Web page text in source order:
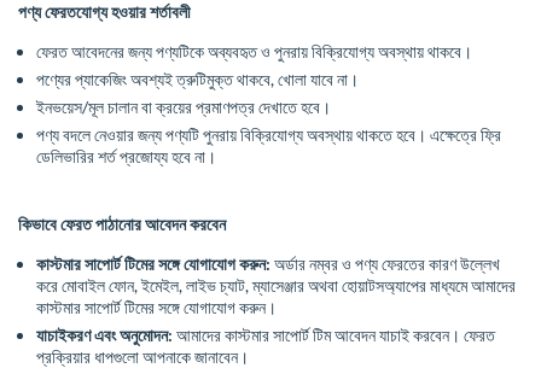
পণ্য ফেরতযোগ্য হওয়ার শর্তাবলী
ফেরত আবেদনের জন্য পণ্যটিকে অব্যবহৃত ও পুনরায় বিক্রিযোগ্য অবস্থায় থাকবে।
পণ্যের প্যাকেজিং অবশ্যই ত্রুটিমুক্ত থাকবে, খোলা যাবে না।
ইনভয়েস/মূল চালান বা ক্রয়ের প্রমাণপত্র দেখাতে হবে।
পণ্য বদলে নেওয়ার জন্য পণ্যটি পুনরায় বিক্রিযোগ্য অবস্থায় থাকতে হবে। এক্ষেত্রে ফ্রি
ডেলিভারির শর্ত প্রজোয্য হবে না।
কিভাবে ফেরত পাঠানোর আবেদন করবেন
কাস্টমার সাপোর্ট টিমের সঙ্গে যোগাযোগ করুন: অর্ডার নম্বর ও পণ্য ফেরতের কারণ উল্লেখ
করে মোবাইল ফোন, ইমেইল, লাইভ চ্যাট, ম্যাসেঞ্জার অথবা হোয়াটসঅ্যাপের মাধ্যমে আমাদের
কাস্টমার সাপোর্ট টিমের সঙ্গে যোগাযোগ করুন।
যাচাইকরণ এবং অনুমোদন: আমাদের কাস্টমার সাপোর্ট টিম আবেদন যাচাই করবেন। ফেরত
প্রক্রিয়ার ধাপগুলো আপনাকে জানাবেন।